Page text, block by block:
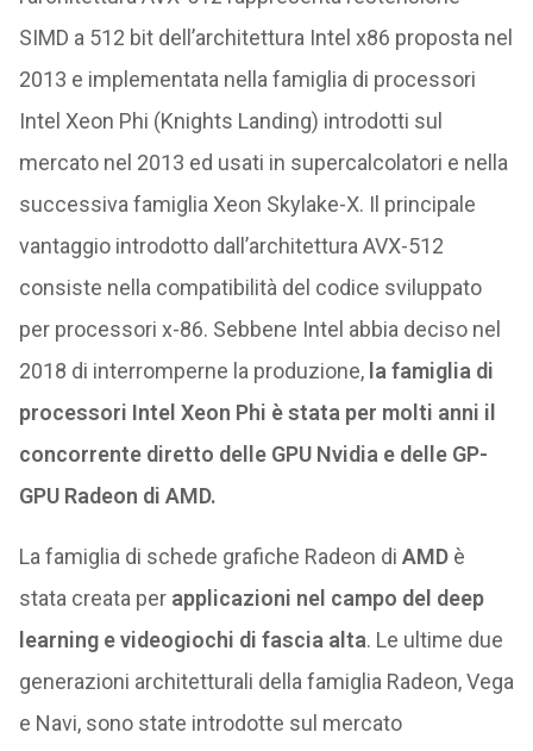
SIMD a 512 bit dell’architettura Intel x86 proposta nel
2013 e implementata nella famiglia di processori
Intel Xeon Phi (Knights Landing) introdotti sul
mercato nel 2013 ed usati in supercalcolatori e nella
successiva famiglia Xeon Skylake-X. Il principale
vantaggio introdotto dall’architettura AVX-512
consiste nella compatibilità del codice sviluppato
per processori x-86. Sebbene Intel abbia deciso nel
2018 di interromperne la produzione, la famiglia di
processori Intel Xeon Phi è stata per molti anni il
concorrente diretto delle GPU Nvidia e delle GP-
GPU Radeon di AMD.
La famiglia di schede grafiche Radeon di AMDè
stata creata per applicazioni nel campo del deep
learning e videogiochi di fascia alta. Le ultime due
generazioni architetturali della famiglia Radeon, Vega
e Navi, sono state introdotte sul mercato